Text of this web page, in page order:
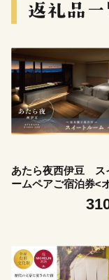
あたら夜西伊豆 ス
ームペアご宿泊券<
ンクルーシブ付き>
豆 静岡 チケット 補
風呂 ディナー ライ
ン バー 地産地消